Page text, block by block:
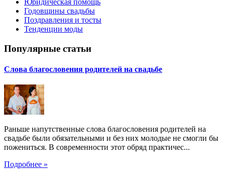
Юридическая помощь
Годовщины свадьбы
Поздравления и тосты
Тенденции моды
Популярные статьи
Слова благословения родителей на свадьбе
Раньше напутственные слова благословения родителей на
свадьбе были обязательными и без них молодые не смогли бы
пожениться. В современности этот обряд практичес...
Подробнее »